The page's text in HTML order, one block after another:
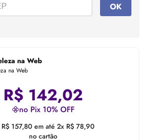
OK
na Web
na Web
R$ 142,02
no Pix 10% OFF
157,80 em até 2x R$ 78,90
no cartão